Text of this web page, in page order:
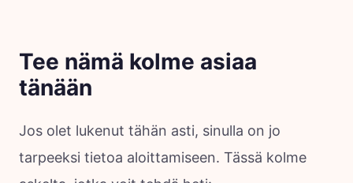
Tee nämä kolme asiaa
tänään
Jos olet lukenut tähän asti, sinulla on jo
tarpeeksi tietoa aloittamiseen. Tässä kolme